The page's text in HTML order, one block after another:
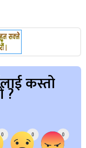
कस्तो
?
0 0 0